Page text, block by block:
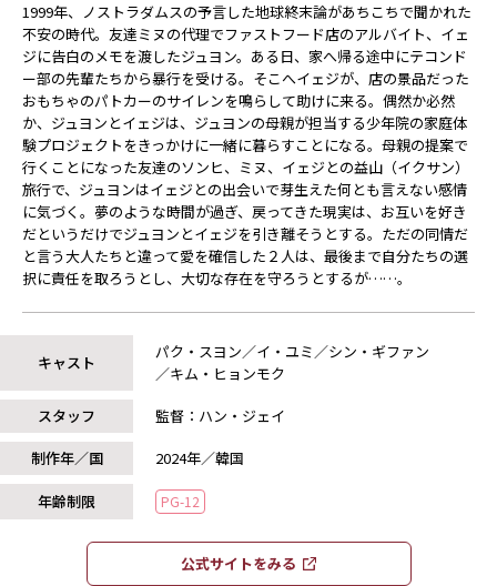
1999年、ノストラダムスの予言した地球終末論があちこちで聞かれた
不安の時代。友達ミヌの代理でファストフード店のアルバイト、イェ
ジに告白のメモを渡したジュヨン。ある日、家へ帰る途中にテコンド
ー部の先輩たちから暴行を受ける。そこへイェジが、店の景品だった
おもちゃのパトカーのサイレンを鳴らして助けに来る。偶然か必然
か、ジュヨンとイェジは、ジュヨンの母親が担当する少年院の家庭体
験プロジェクトをきっかけに一緒に暮らすことになる。母親の提案で
行くことになった友達のソンヒ、ミヌ、イェジとの益山（イクサン）
旅行で、ジュヨンはイェジとの出会いで芽生えた何とも言えない感情
に気づく。夢のような時間が過ぎ、戻ってきた現実は、お互いを好き
だというだけでジュヨンとイェジを引き離そうとする。ただの同情だ
と言う大人たちと違って愛を確信した２人は、最後まで自分たちの選
択に責任を取ろうとし、大切な存在を守ろうとするが……。
キャスト
パク・スヨン／イ・ユミ／シン・ギファン
／キム・ヒョンモク
スタッフ
監督：ハン・ジェイ
制作年／国
2024年／韓国
年齢制限 PG-12
公式サイトをみる​​